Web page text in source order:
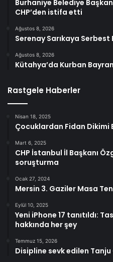
Burhaniye Belediye
CHP’den istifa etti
Ağustos 8, 2026
Serenay Sarıkaya Serbest
Ağustos 8, 2026
Kütahya’da Kurban
Rastgele Haberler
Nisan 18, 2025
Çocuklardan Fidan Dikimi
Mart 6, 2025
CHP İstanbul İl Başkanı
soruşturma
Ocak 27, 2024
Mersin 3. Gaziler Masa
Eylül 10, 2025
Yeni iPhone 17 tanıtıldı:
hakkında her şey
Temmuz 15, 2026
Disipline sevk edilen